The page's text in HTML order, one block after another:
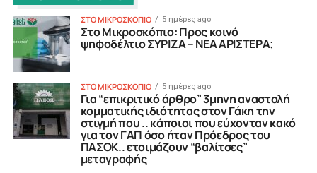
ΣΤΟ ΜΙΚΡΟΣΚΟΠΙΟ 5 ημέρες ago
Στο Μικροσκόπιο: Προς κοινό
ψηφοδέλτιο ΣΥΡΙΖΑ – ΝΕΑ ΑΡΙΣΤΕΡΑ;
ΣΤΟ ΜΙΚΡΟΣΚΟΠΙΟ 5 ημέρες ago
Για “επικριτικό άρθρο” 3μηνη αναστολή
κομματικής ιδιότητας στον Γάκη την
στιγμή που .. κάποιοι που εύχονταν κακό
για τον ΓΑΠ όσο ήταν Πρόεδρος του
ΠΑΣΟΚ.. ετοιμάζουν “βαλίτσες”
μεταγραφής